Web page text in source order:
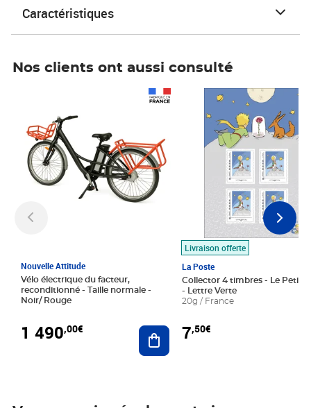
Caractéristiques
Nos clients ont aussi consulté
Nouvelle Attitude
Vélo électrique du facteur,
reconditionné - Taille normale -
Noir/ Rouge
1 490,00€ Ajouter au panier
Livraison offerte
La Poste
Collector 4 timbres - Le Petit
- Lettre Verte
20g / France
7,50€
Prix 7,50€